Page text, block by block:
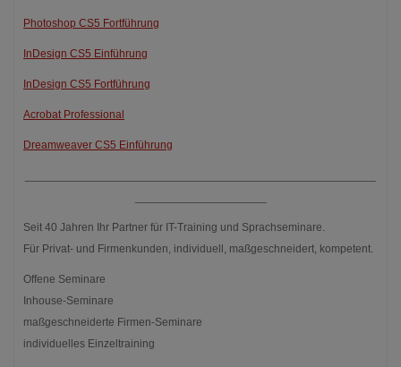
Photoshop CS5 Fortführung
InDesign CS5 Einführung
InDesign CS5 Fortführung
Acrobat Professional
Dreamweaver CS5 Einführung
Seit 40 Jahren Ihr Partner für IT-Training und Sprachseminare.
Für Privat- und Firmenkunden, individuell, maßgeschneidert, kompetent.
Offene Seminare
Inhouse-Seminare
maßgeschneiderte Firmen-Seminare
individuelles Einzeltraining